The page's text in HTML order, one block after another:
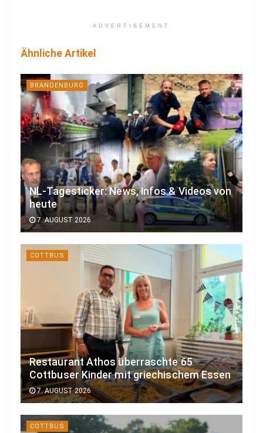
ADVERTISEMENT
Ähnliche Artikel
BRANDENBURG
NL-Tagesticker: News, Infos & Videos von
heute
7. AUGUST 2026
COTTBUS
Restaurant Athos überraschte 65
Cottbuser Kinder mit griechischem Essen
7. AUGUST 2026
COTTBUS